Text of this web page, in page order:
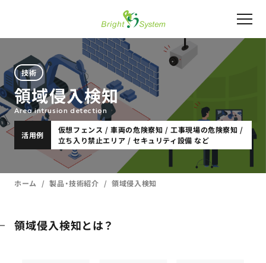
技術
領域侵入検知
Area intrusion detection
活用例
仮想フェンス / 車両の危険察知 / 工事現場の危険察知 /
立ち入り禁止エリア / セキュリティ設備 など
ホーム 製品・技術紹介 領域侵入検知
領域侵入検知とは？